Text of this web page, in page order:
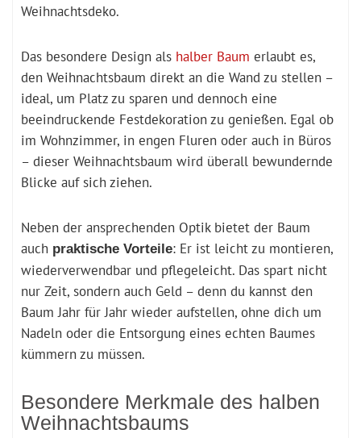
Weihnachtsdeko.
Das besondere Design als halber Baum erlaubt es,
den Weihnachtsbaum direkt an die Wand zu stellen –
ideal, um Platz zu sparen und dennoch eine
beeindruckende Festdekoration zu genießen. Egal ob
im Wohnzimmer, in engen Fluren oder auch in Büros
– dieser Weihnachtsbaum wird überall bewundernde
Blicke auf sich ziehen.
Neben der ansprechenden Optik bietet der Baum
auch praktische Vorteile: Er ist leicht zu montieren,
wiederverwendbar und pflegeleicht. Das spart nicht
nur Zeit, sondern auch Geld – denn du kannst den
Baum Jahr für Jahr wieder aufstellen, ohne dich um
Nadeln oder die Entsorgung eines echten Baumes
kümmern zu müssen.
Besondere Merkmale des halben
Weihnachtsbaums